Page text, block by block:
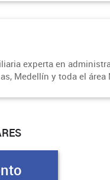
experta en
Medellín y toda el área